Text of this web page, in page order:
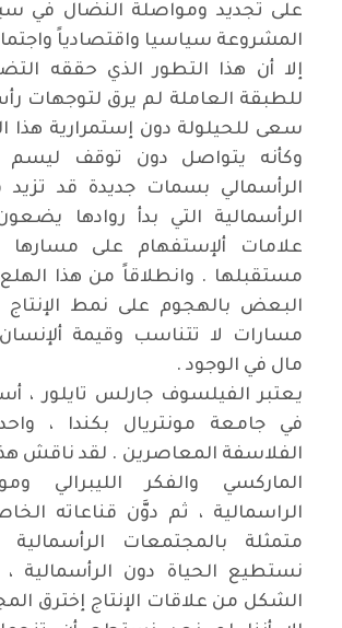
على تجديد ومواصلة النضال في
المشروعة سياسيا واقتصادياً
إلا أن هذا التطور الذي حققه
للطبقة العاملة لم يرق لتوجهات
سعى للحيلولة دون إستمرارية هذا
وكأنه يتواصل دون توقف ليسم
الرأسمالي بسمات جديدة قد
الرأسمالية التي بدأ روادها
علامات ألإستفهام على مسارها
مستقبلها . وانطلاقاً من هذا
البعض بالهجوم على نمط الإنتاج
مسارات لا تتناسب وقيمة
مال في الوجود .
يعتبر الفيلسوف جارلس تايلور ،
في جامعة مونتريال بكندا ،
الفلاسفة المعاصرين . لقد ناقش
الماركسي والفكر الليبرالي
الراسمالية ، ثم دوَّن قناعاته
متمثلة بالمجتمعات
نستطيع الحياة دون الرأسمالية
الشكل من علاقات الإنتاج إخترق